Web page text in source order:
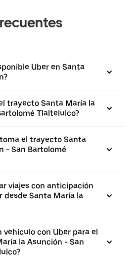
Uber en Santa
trayecto Santa María la
Tlaltelulco?
el trayecto Santa
- San Bartolomé
viajes con anticipación
desde Santa María la
vehículo con Uber para el
la Asunción - San